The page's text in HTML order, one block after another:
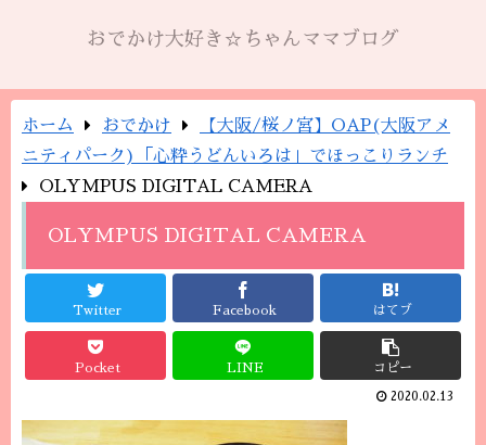
おでかけ大好き☆ちゃんママブログ
ホーム おでかけ
【大阪/桜ノ宮】OAP(大阪アメ
ニティパーク)「心粋うどんいろは」でほっこりランチ
OLYMPUS DIGITAL CAMERA
OLYMPUS DIGITAL CAMERA
Twitter Facebook はてブ
Pocket LINE コピー
2020.02.13